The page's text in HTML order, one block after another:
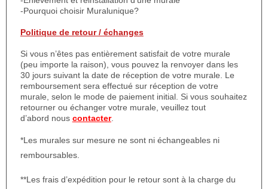
-Pourquoi choisir Muralunique?
Politique de retour / échanges
Si vous n’êtes pas entièrement satisfait de votre murale
(peu importe la raison), vous pouvez la renvoyer dans les
30 jours suivant la date de réception de votre murale. Le
remboursement sera effectué sur réception de votre
murale, selon le mode de paiement initial. Si vous souhaitez
retourner ou échanger votre murale, veuillez tout
d’abord nous contacter.
*Les murales sur mesure ne sont ni échangeables ni
remboursables.
**Les frais d’expédition pour le retour sont à la charge du